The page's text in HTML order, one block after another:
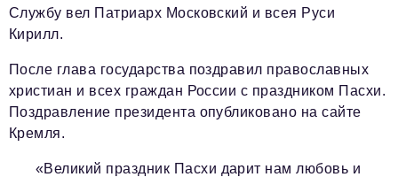
Службу вел Патриарх Московский и всея Руси
Кирилл.
После глава государства поздравил православных
христиан и всех граждан России с праздником Пасхи.
Поздравление президента опубликовано на сайте
Кремля.
«Великий праздник Пасхи дарит нам любовь и